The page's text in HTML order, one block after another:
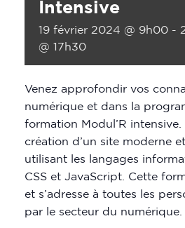
Intensive
19 février 2024 @ 9h00 -
@ 17h30
Venez approfondir vos
numérique et dans la
formation Modul’R
création d’un site moderne
utilisant les langages
CSS et JavaScript. Cette
et s’adresse à toutes les
par le secteur du numérique.